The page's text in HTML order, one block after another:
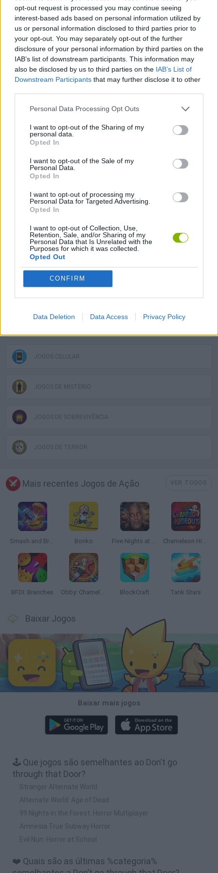
opt-out request is processed you may continue seeing
interest-based ads based on personal information utilized by
us or personal information disclosed to third parties prior to
your opt-out. You may separately opt-out of the further
disclosure of your personal information by third parties on the
IAB’s list of downstream participants. This information may
also be disclosed by us to third parties on the IAB’s List of
Downstream Participants that may further disclose it to other
Personal Data Processing Opt Outs
I want to opt-out of the Sharing of my
personal data.
Opted In
I want to opt-out of the Sale of my
Personal Data.
Opted In
I want to opt-out of processing my
Personal Data for Targeted Advertising.
Opted In
I want to opt-out of Collection, Use,
Retention, Sale, and/or Sharing of my
Personal Data that Is Unrelated with the
Purposes for which it was collected.
Opted Out
CONFIRM
Data Deletion Data Access Privacy Policy
num piscar de olhos.
Mecânicas que recompensam a cautela, mas punem a
dúvida quando a decisão é tomada.
Se chegaste até aqui, não leias mais! Lembra-te que, neste jogo,
o conhecimento tem um preço muito elevado que os teus
instintos já estão a tentar evitar pagar. Aqui serás a marioneta e o
marionetista ao mesmo tempo. Terás coragem de abrir a porta
seguinte?
JOGOS DE AVENTURAS
JOGOS DE AÇÃO
COLEÇÕES DE JOGOS
JOGOS EM 3D
JOGOS DE AVENTURA GRÁFICA
JOGOS FPS
JOGOS CELULAR
JOGOS DE MISTÉRIO
JOGOS DE SOBREVIVÊNCIA
JOGOS DE TERROR
Mais recentes Jogos de Ação
Smash and Break Bonko Five Nights at Epstein's Chameleon Hideout
BFDI: Branches Obby: Chameleon: Paint & Hide BlockCraft Tank Stars
Baixar Jogos
Baixar mais jogos
🕹️ Que jogos são semelhantes ao Don’t go
through that Door?
Stranger Alternate World
Alternate World: Age of Dead
99 Nights in the Forest: Horror Multiplayer
Amnesia True Subway Horror
Evil Nun: Horror at School
❤️ Quais são as últimas %categoria%